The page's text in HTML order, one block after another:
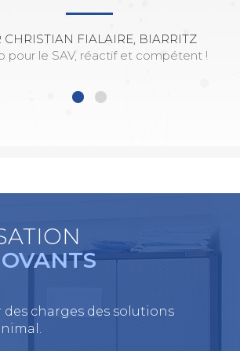
CHRISTIAN FIALAIRE, BIARRITZ
pour le SAV, réactif et compétent !
charges des solutions